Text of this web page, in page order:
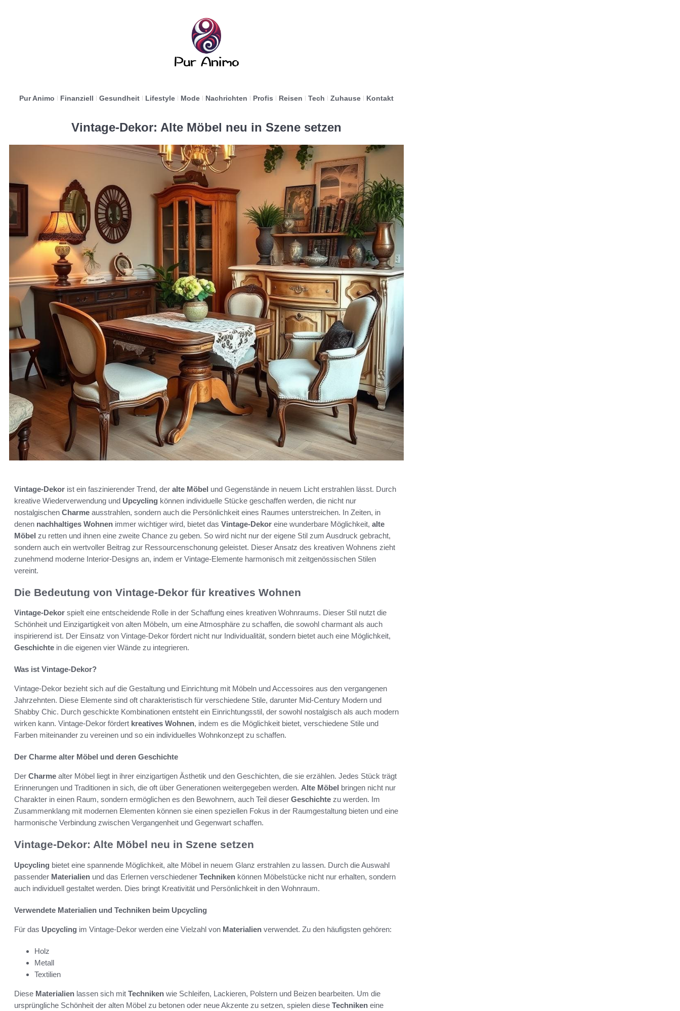
Pur Animo Finanziell Gesundheit Lifestyle Mode Nachrichten Profis Reisen Tech Zuhause Kontakt
Vintage-Dekor: Alte Möbel neu in Szene setzen
Vintage-Dekor ist ein faszinierender Trend, der alte Möbel und Gegenstände in neuem Licht erstrahlen lässt. Durch
kreative Wiederverwendung und Upcycling können individuelle Stücke geschaffen werden, die nicht nur
nostalgischen Charme ausstrahlen, sondern auch die Persönlichkeit eines Raumes unterstreichen. In Zeiten, in
denen nachhaltiges Wohnen immer wichtiger wird, bietet das Vintage-Dekor eine wunderbare Möglichkeit, alte
Möbel zu retten und ihnen eine zweite Chance zu geben. So wird nicht nur der eigene Stil zum Ausdruck gebracht,
sondern auch ein wertvoller Beitrag zur Ressourcenschonung geleistet. Dieser Ansatz des kreativen Wohnens zieht
zunehmend moderne Interior-Designs an, indem er Vintage-Elemente harmonisch mit zeitgenössischen Stilen
vereint.
Die Bedeutung von Vintage-Dekor für kreatives Wohnen
Vintage-Dekor spielt eine entscheidende Rolle in der Schaffung eines kreativen Wohnraums. Dieser Stil nutzt die
Schönheit und Einzigartigkeit von alten Möbeln, um eine Atmosphäre zu schaffen, die sowohl charmant als auch
inspirierend ist. Der Einsatz von Vintage-Dekor fördert nicht nur Individualität, sondern bietet auch eine Möglichkeit,
Geschichte in die eigenen vier Wände zu integrieren.
Was ist Vintage-Dekor?
Vintage-Dekor bezieht sich auf die Gestaltung und Einrichtung mit Möbeln und Accessoires aus den vergangenen
Jahrzehnten. Diese Elemente sind oft charakteristisch für verschiedene Stile, darunter Mid-Century Modern und
Shabby Chic. Durch geschickte Kombinationen entsteht ein Einrichtungsstil, der sowohl nostalgisch als auch modern
wirken kann. Vintage-Dekor fördert kreatives Wohnen, indem es die Möglichkeit bietet, verschiedene Stile und
Farben miteinander zu vereinen und so ein individuelles Wohnkonzept zu schaffen.
Der Charme alter Möbel und deren Geschichte
Der Charme alter Möbel liegt in ihrer einzigartigen Ästhetik und den Geschichten, die sie erzählen. Jedes Stück trägt
Erinnerungen und Traditionen in sich, die oft über Generationen weitergegeben werden. Alte Möbel bringen nicht nur
Charakter in einen Raum, sondern ermöglichen es den Bewohnern, auch Teil dieser Geschichte zu werden. Im
Zusammenklang mit modernen Elementen können sie einen speziellen Fokus in der Raumgestaltung bieten und eine
harmonische Verbindung zwischen Vergangenheit und Gegenwart schaffen.
Vintage-Dekor: Alte Möbel neu in Szene setzen
Upcycling bietet eine spannende Möglichkeit, alte Möbel in neuem Glanz erstrahlen zu lassen. Durch die Auswahl
passender Materialien und das Erlernen verschiedener Techniken können Möbelstücke nicht nur erhalten, sondern
auch individuell gestaltet werden. Dies bringt Kreativität und Persönlichkeit in den Wohnraum.
Verwendete Materialien und Techniken beim Upcycling
Für das Upcycling im Vintage-Dekor werden eine Vielzahl von Materialien verwendet. Zu den häufigsten gehören:
Holz
Metall
Textilien
Diese Materialien lassen sich mit Techniken wie Schleifen, Lackieren, Polstern und Beizen bearbeiten. Um die
ursprüngliche Schönheit der alten Möbel zu betonen oder neue Akzente zu setzen, spielen diese Techniken eine